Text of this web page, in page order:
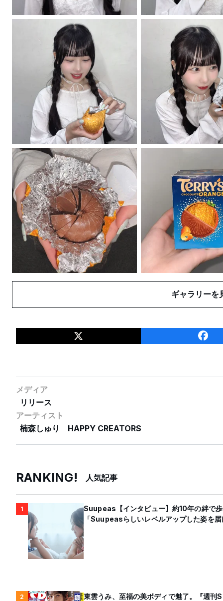
ギャラリーを
メディア
リリース
アーティスト
楠森しゅり
HAPPY CREATORS
RANKING! 人気記事
1
Suupeas【インタビュー】約10年の絆で
「Suupeasらしいレベルアップした姿を
2 東雲うみ、至福の美ボディで魅了。『週刊